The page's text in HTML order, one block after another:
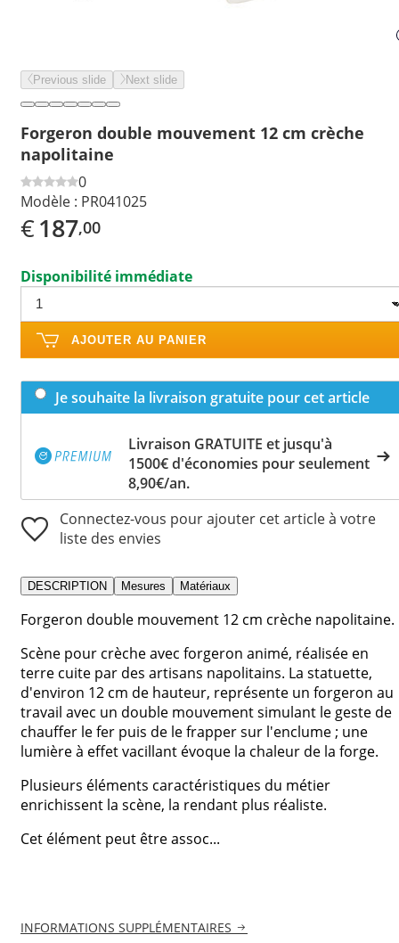
Previous slide Next slide
Forgeron double mouvement 12 cm crèche
napolitaine
0
Modèle : PR041025
€187,00
Disponibilité immédiate
AJOUTER AU PANIER
Je souhaite la livraison gratuite pour cet article
Livraison GRATUITE et jusqu'à
1500€ d'économies pour seulement
8,90€/an.
Connectez-vous pour ajouter cet article à votre
liste des envies
DESCRIPTION Mesures Matériaux
Forgeron double mouvement 12 cm crèche napolitaine.
Scène pour crèche avec forgeron animé, réalisée en
terre cuite par des artisans napolitains. La statuette,
d'environ 12 cm de hauteur, représente un forgeron au
travail avec un double mouvement simulant le geste de
chauffer le fer puis de le frapper sur l'enclume ; une
lumière à effet vacillant évoque la chaleur de la forge.
Plusieurs éléments caractéristiques du métier
enrichissent la scène, la rendant plus réaliste.
Cet élément peut être assoc...
INFORMATIONS SUPPLÉMENTAIRES